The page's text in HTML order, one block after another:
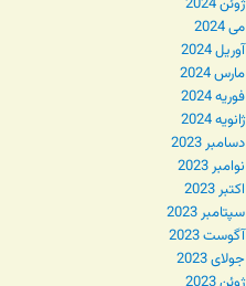
ژوئن 2024
می 2024
آوریل 2024
مارس 2024
فوریه 2024
ژانویه 2024
دسامبر 2023
نوامبر 2023
اکتبر 2023
سپتامبر 2023
آگوست 2023
جولای 2023